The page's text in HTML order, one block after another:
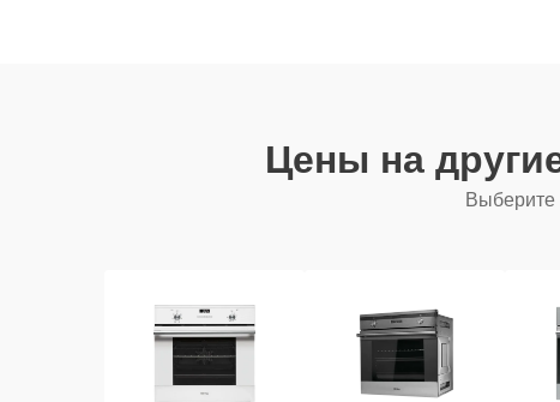
Цены на
Выберите